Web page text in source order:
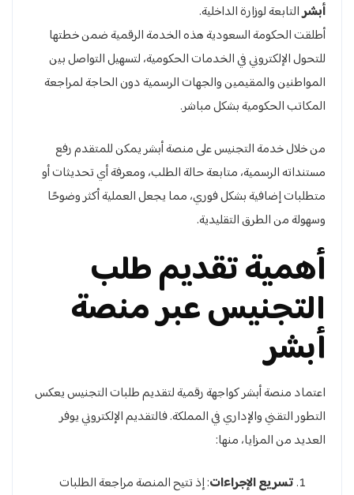
أبشرالتابعة لوزارة الداخلية.
أطلقت الحكومة السعودية هذه الخدمة الرقمية ضمن خطتها
للتحول الإلكتروني في الخدمات الحكومية، لتسهيل التواصل بين
المواطنين والمقيمين والجهات الرسمية دون الحاجة لمراجعة
المكاتب الحكومية بشكل مباشر.
من خلال خدمة التجنيس على منصة أبشر يمكن للمتقدم رفع
مستنداته الرسمية، متابعة حالة الطلب، ومعرفة أي تحديثات أو
متطلبات إضافية بشكل فوري، مما يجعل العملية أكثر وضوحًا
وسهولة من الطرق التقليدية.
أهمية تقديم طلب
التجنيس عبر منصة
أبشر
اعتماد منصة أبشر كواجهة رقمية لتقديم طلبات التجنيس يعكس
التطور التقني والإداري في المملكة. فالتقديم الإلكتروني يوفر
العديد من المزايا، منها:
تسريع الإجراءات: إذ تتيح المنصة مراجعة الطلبات